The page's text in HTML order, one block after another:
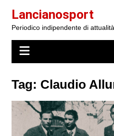
contenuto
Lancianosport
Periodico indipendente di
Tag: Claudio